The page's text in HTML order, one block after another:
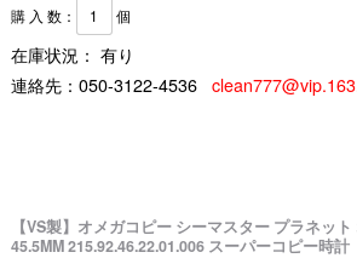
購 入 数： 個
在庫状況： 有り
連絡先： 050-3122-4536
【VS製】オメガコピー シーマスター プラネッ
45.5MM 215.92.46.22.01.006 スーパーコピー時計